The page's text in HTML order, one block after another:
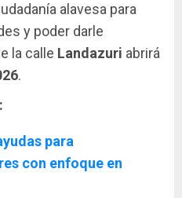
alavesa para
y poder darle
la calle Landazuri abrirá
.
para
con enfoque en